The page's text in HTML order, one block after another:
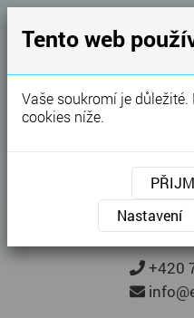
Karel
Garážová
+420
Tento web
Vaše soukromí je
cookies níže.
Nastavení